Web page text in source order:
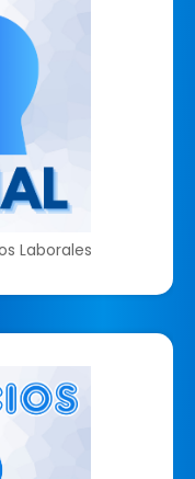
Laborales